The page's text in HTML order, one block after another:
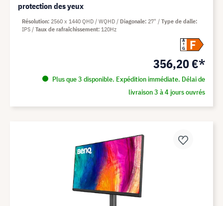
protection des yeux
A
G
F
356,20 €*
Plus que 3 disponible. Expédition immédiate. Délai de
livraison 3 à 4 jours ouvrés
Résolution 2560 x 1440 QHD / WQHD Diagonale 27"
Type de dalle
IPS
Taux de rafraîchissement 120Hz